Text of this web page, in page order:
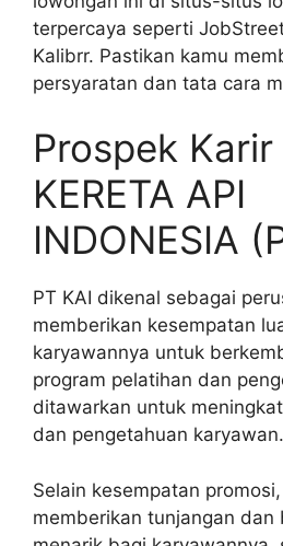
terpercaya seperti
Kalibrr. Pastikan kamu
persyaratan dan tata cara
Prospek
KERETA API
INDONESIA
PT KAI dikenal sebagai
memberikan kesempatan
karyawannya untuk
program pelatihan dan
ditawarkan untuk
dan pengetahuan karyawan.
Selain kesempatan
memberikan tunjangan dan